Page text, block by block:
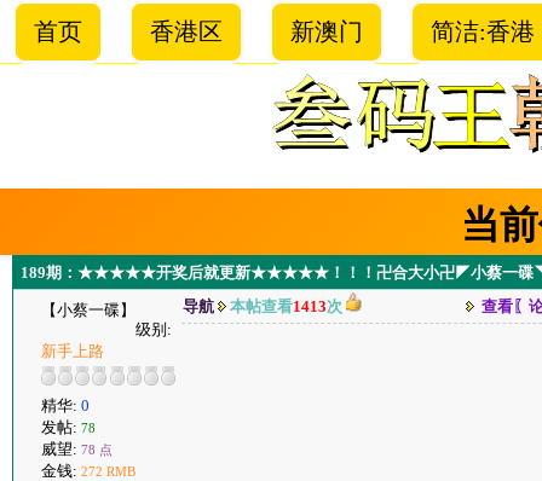
首页 香港区 新澳门 简洁:香港
当
189期：★★★★★开奖后就更新★★★★★！！！卍合大小卍◤小蔡一
【小蔡一碟】
级别:
新手上路
精华: 0
发帖: 78
威望: 78 点
金钱: 272 RMB
导航 本帖查看1413次 查看〖